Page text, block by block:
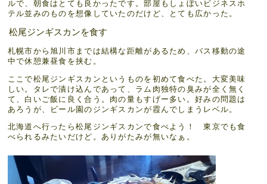
ルで、朝食はとても良かったです。部屋もしょぼいビジネスホ
テル並みのものを想像していたのだけど、とても広かった。
松尾ジンギスカンを食す
札幌市から旭川市までは結構な距離があるため、バス移動の途
中で休憩兼昼食を挟む。
ここで松尾ジンギスカンというものを初めて食べた。大変美味
しい。タレで漬け込んであって、ラム肉独特の臭みが全く無く
て、白いご飯に良く合う。肉の量もすげー多い。好みの問題は
あろうが、ビール園のジンギスカンが霞んでしまうレベル。
北海道へ行ったら松尾ジンギスカンで食べよう！ 東京でも食
べられるみたいだけど。ありがたみが無いなぁ。